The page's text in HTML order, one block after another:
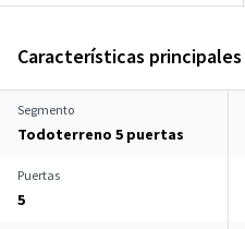
Características principales
Segmento
Todoterreno 5 puertas
Puertas
5